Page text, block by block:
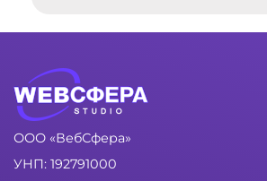
ООО «ВебСфера»
УНП: 192791000